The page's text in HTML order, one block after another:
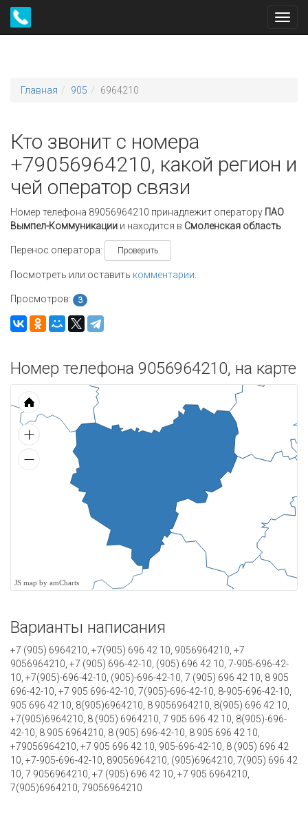
Главная 905 6964210
Кто звонит с номера
+79056964210, какой регион и
чей оператор связи
Номер телефона 89056964210 принадлежит оператору ПАО
Вымпел-Коммуникации и находится в Смоленская область
Перенос оператора: Проверить
Посмотреть или оставить комментарии.
Просмотров: 3
Номер телефона 9056964210, на карте
JS map by amCharts
Варианты написания
+7 (905) 6964210, +7(905) 696 42 10, 9056964210, +7
9056964210, +7 (905) 696-42-10, (905) 696 42 10, 7-905-696-42-
10, +7(905)-696-42-10, (905)-696-42-10, 7 (905) 696 42 10, 8 905
696-42-10, +7 905 696-42-10, 7(905)-696-42-10, 8-905-696-42-10,
905 696 42 10, 8(905)6964210, 8 9056964210, 8(905) 696 42 10,
+7(905)6964210, 8 (905) 6964210, 7 905 696 42 10, 8(905)-696-
42-10, 8 905 6964210, 8 (905) 696-42-10, 8 905 696 42 10,
+79056964210, +7 905 696 42 10, 905-696-42-10, 8 (905) 696 42
10, +7-905-696-42-10, 89056964210, (905)6964210, 7(905) 696 42
10, 7 9056964210, +7 (905) 696 42 10, +7 905 6964210,
7(905)6964210, 79056964210